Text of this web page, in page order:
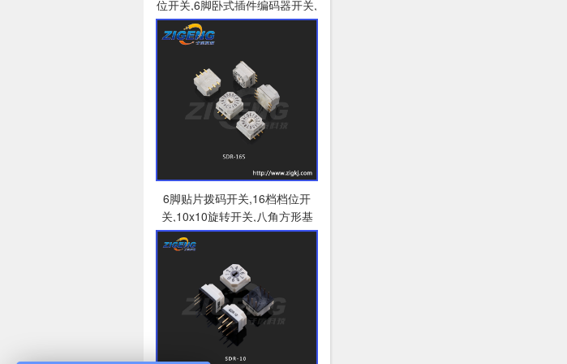
位开关,6脚卧式插件编码器开关,
间距5.08mm拨码开关
6脚贴片拨码开关,16档档位开
关,10x10旋转开关,八角方形基
座编码器开关